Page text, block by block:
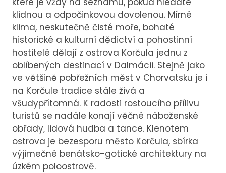
klidnou a odpočinkovou dovolenou. Mírné
klima, neskutečně čisté moře, bohaté
historické a kulturní dědictví a pohostinní
hostitelé dělají z ostrova Korčula jednu z
oblíbených destinací v Dalmácii. Stejně jako
ve většině pobřežních měst v Chorvatsku je i
na Korčule tradice stále živá a
všudypřítomná. K radosti rostoucího přílivu
turistů se nadále konají věčné náboženské
obřady, lidová hudba a tance. Klenotem
ostrova je bezesporu město Korčula, sbírka
výjimečné benátsko-gotické architektury na
úzkém poloostrově.